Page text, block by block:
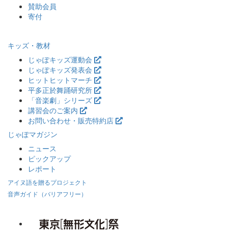
賛助会員
寄付
キッズ・教材
じゃぽキッズ運動会
じゃぽキッズ発表会
ヒットヒットマーチ
平多正於舞踊研究所
「音楽劇」シリーズ
講習会のご案内
お問い合わせ・販売特約店
じゃぽマガジン
ニュース
ピックアップ
レポート
アイヌ語を贈るプロジェクト
音声ガイド（バリアフリー）